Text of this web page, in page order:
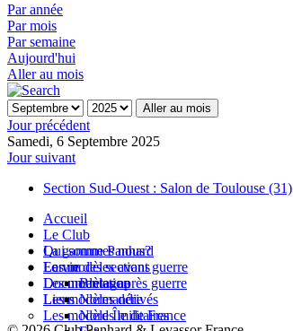
Par année
Par mois
Par semaine
Aujourd'hui
Aller au mois
Aller au mois
Jour précédent
Samedi, 6 Septembre 2025
Jour suivant
Section Sud-Ouest : Salon de Toulouse (31)
Accueil
Le Club
Qui sommes nous?
La vie des sections
Bretagne
Normandie
Nord Île de France
La gamme Panhard
Les modèles avant guerre
Les modèles après guerre
Les modèles dérivés
Les modèles militaires
Forum
Documentation
Liens